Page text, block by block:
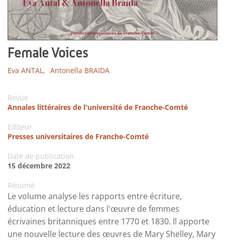
Female Voices
Eva ANTAL, Antonella BRAIDA
Revue
Annales littéraires de l'université de Franche-Comté
Editeur
Presses universitaires de Franche-Comté
Date de publication
15 décembre 2022
Résumé
Le volume analyse les rapports entre écriture,
éducation et lecture dans l'œuvre de femmes
écrivaines britanniques entre 1770 et 1830. Il apporte
une nouvelle lecture des œuvres de Mary Shelley, Mary